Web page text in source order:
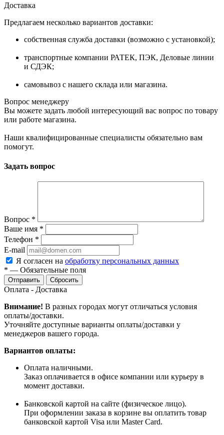
Доставка
Предлагаем несколько вариантов доставки:
собственная служба доставки (возможно с установкой);
транспортные компании РАТЕК, ПЭК, Деловые линии
и СДЭК;
самовывоз с нашего склада или магазина.
Вопрос менеджеру
Вы можете задать любой интересующий вас вопрос по товару
или работе магазина.
Наши квалифицированные специалисты обязательно вам
помогут.
Задать вопрос
Вопрос *
Ваше имя *
Телефон *
E-mail
Я согласен на обработку персональных данных
* — Обязательные поля
Сбросить
Оплата - Доставка
Внимание! В разных городах могут отличаться условия
оплаты/доставки.
Уточняйте доступные варианты оплаты/доставки у
менеджеров вашего города.
Вариантов оплаты:
Оплата наличными.
Заказ оплачивается в офисе компании или курьеру в
момент доставки.
Банковской картой на сайте (физическое лицо).
При оформлении заказа в корзине вы оплатить товар
банковской картой Visa или Master Card.